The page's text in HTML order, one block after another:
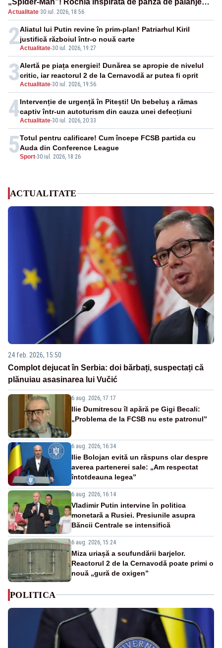
„Spider-Man”! Rochia inspirată de pânza de păianjen a
făcut senzație
Actualitate·30 iul. 2026, 18:56
2Actualitate-30 iul. 2026, 19:27
Aliatul lui Putin revine în prim-plan! Patriarhul Kiril
justifică războiul într-o nouă carte
3Actualitate-30 iul. 2026, 19:56
Alertă pe piața energiei! Dunărea se apropie de nivelul
critic, iar reactorul 2 de la Cernavodă ar putea fi oprit
4Actualitate-30 iul. 2026, 20:33
Intervenție de urgență în Pitești! Un bebeluș a rămas
captiv într-un autoturism din cauza unei defecțiuni
5Sport-30 iul. 2026, 18:26
Totul pentru calificare! Cum începe FCSB partida cu
Auda din Conference League
ACTUALITATE
24 feb. 2026, 15:50
Complot dejucat în Serbia: doi bărbați, suspectați că
plănuiau asasinarea lui Vučić
6 aug. 2026, 17:17
Ilie Dumitrescu îl apără pe Gigi Becali:
„Problema de la FCSB nu este patronul”
6 aug. 2026, 16:34
Ilie Bolojan evită un răspuns clar despre
averea partenerei sale: „Am respectat
întotdeauna legea”
6 aug. 2026, 16:14
Vladimir Putin intervine în politica
monetară a Rusiei. Presiunile asupra
Băncii Centrale se intensifică
6 aug. 2026, 15:24
Miza uriașă a scufundării barjelor.
Reactorul 2 de la Cernavodă poate primi o
nouă „gură de oxigen”
POLITICA